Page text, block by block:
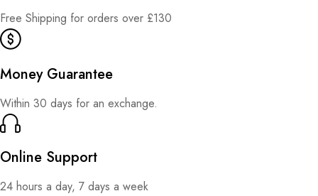
Free Shipping for orders over £130
Money Guarantee
Within 30 days for an exchange.
Online Support
24 hours a day, 7 days a week